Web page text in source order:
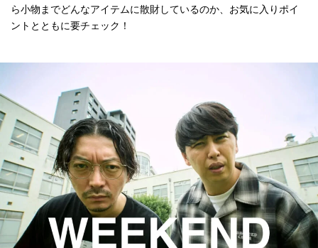
ら小物までどんなアイテムに散財しているのか、お気に入りポイ
ントとともに要チェック！